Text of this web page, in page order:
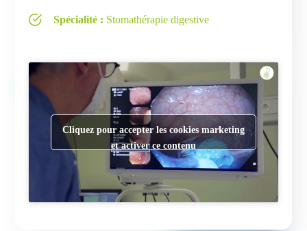
Spécialité : Stomathérapie digestive
Cliquez pour accepter les cookies marketing
et activer ce contenu